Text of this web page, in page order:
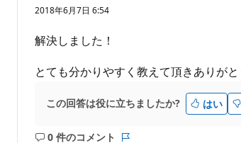
2018年6月7日 6:54
解決しました！
とても分かりやすく教えて頂きありが
この回答は役に立ちましたか? はい
0 件のコメント